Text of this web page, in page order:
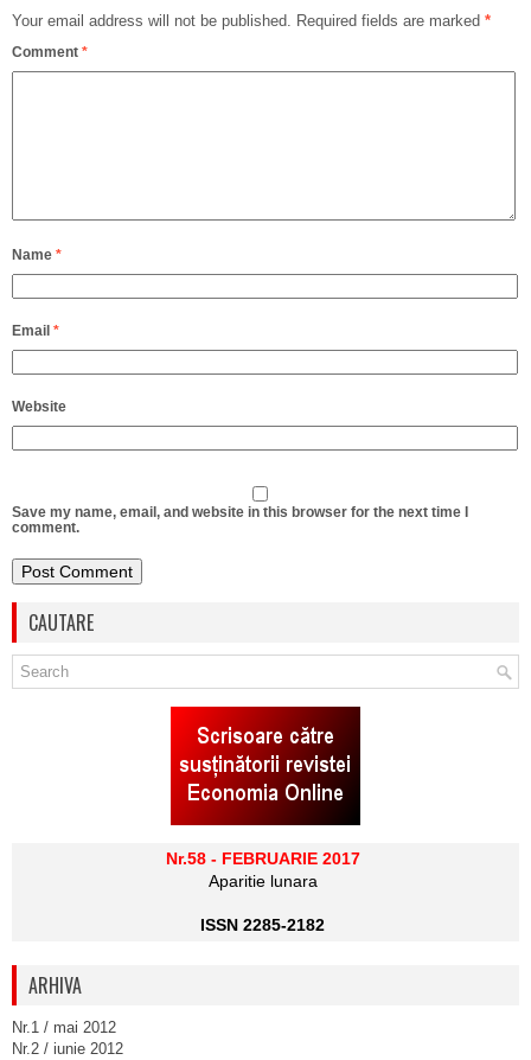
Your email address will not be published. Required fields are marked *
Comment *
Name *
Email *
Website
Save my name, email, and website in this browser for the next time I
comment.
CAUTARE
Nr.58 - FEBRUARIE 2017
Aparitie lunara
ISSN 2285-2182
ARHIVA
Nr.1 / mai 2012
Nr.2 / iunie 2012